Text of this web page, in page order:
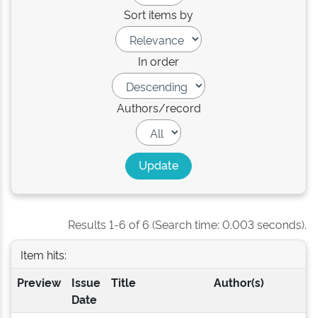
Sort items by
In order
Authors/record
Results 1-6 of 6 (Search time: 0.003 seconds).
Item hits:
Preview
Issue
Date
Title Author(s)